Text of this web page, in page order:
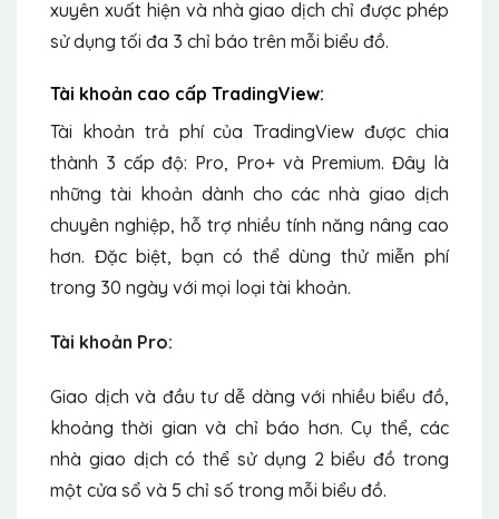
xuyên xuất hiện và nhà giao dịch chỉ được phép
sử dụng tối đa 3 chỉ báo trên mỗi biểu đồ.
Tài khoản cao cấp TradingView:
Tài khoản trả phí của TradingView được chia
thành 3 cấp độ: Pro, Pro+ và Premium. Đây là
những tài khoản dành cho các nhà giao dịch
chuyên nghiệp, hỗ trợ nhiều tính năng nâng cao
hơn. Đặc biệt, bạn có thể dùng thử miễn phí
trong 30 ngày với mọi loại tài khoản.
Tài khoản Pro:
Giao dịch và đầu tư dễ dàng với nhiều biểu đồ,
khoảng thời gian và chỉ báo hơn. Cụ thể, các
nhà giao dịch có thể sử dụng 2 biểu đồ trong
một cửa sổ và 5 chỉ số trong mỗi biểu đồ.